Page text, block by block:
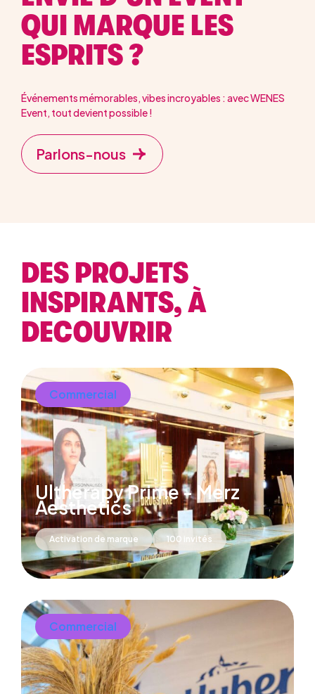
QUI MARQUE LES
ESPRITS ?
Événements mémorables, vibes incroyables : avec WENES
Event, tout devient possible !
Parlons-nous
DES PROJETS
INSPIRANTS, À
DECOUVRIR
Commercial
Ultherapy Prime - Merz
Aesthetics
Activation de marque 100 invités
Commercial